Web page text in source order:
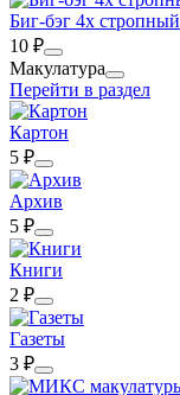
Биг-бэг 4х стропный
10 ₽
Макулатура
Перейти в раздел
Картон
5 ₽
Архив
5 ₽
Книги
2 ₽
Газеты
3 ₽